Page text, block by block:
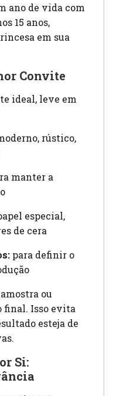
ano de vida com
15 anos,
em sua
Convite
ideal, leve em
rústico,
manter a
especial,
de cera
para definir o
ou
final. Isso evita
esteja de
Si: